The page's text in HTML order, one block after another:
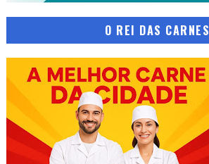
O REI DAS CARNES